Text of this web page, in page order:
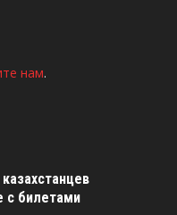
нам.
с билетами